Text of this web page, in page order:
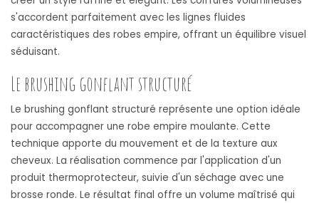
s'accordent parfaitement avec les lignes fluides
caractéristiques des robes empire, offrant un équilibre visuel
séduisant.
Le brushing gonflant structuré
Le brushing gonflant structuré représente une option idéale
pour accompagner une robe empire moulante. Cette
technique apporte du mouvement et de la texture aux
cheveux. La réalisation commence par l'application d'un
produit thermoprotecteur, suivie d'un séchage avec une
brosse ronde. Le résultat final offre un volume maîtrisé qui